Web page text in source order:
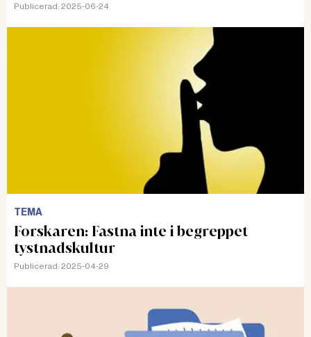
Publicerad: 2025-06-24
TEMA
Forskaren: Fastna inte i begreppet
tystnadskultur
Publicerad: 2025-04-29